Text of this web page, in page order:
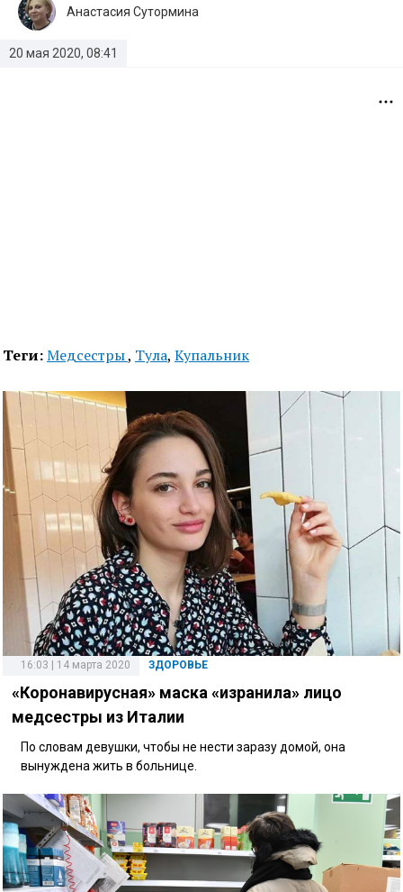
20 мая 2020, 08:41
Анастасия Сутормина
Теги:Медсестры, Тула, Купальник
16:03 | 14 марта 2020 ЗДОРОВЬЕ
«Коронавирусная» маска «изранила» лицо
медсестры из Италии
По словам девушки, чтобы не нести заразу домой, она
вынуждена жить в больнице.